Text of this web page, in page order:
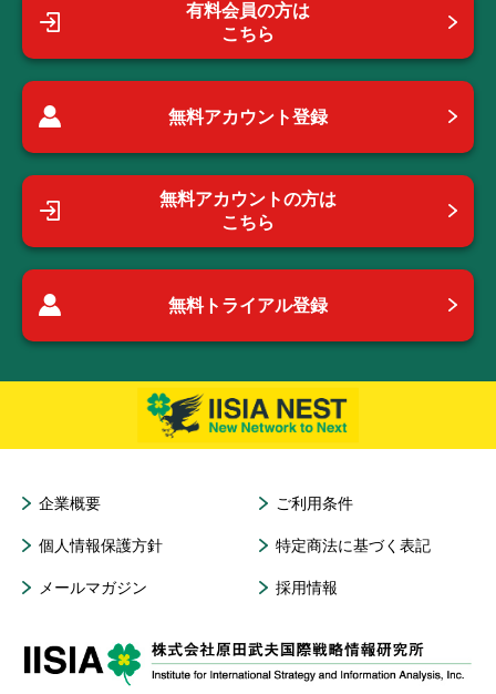
有料会員の方は
こちら
無料アカウント登録
無料アカウントの方は
こちら
無料トライアル登録
企業概要 ご利用条件
個人情報保護方針 特定商法に基づく表記
メールマガジン 採用情報